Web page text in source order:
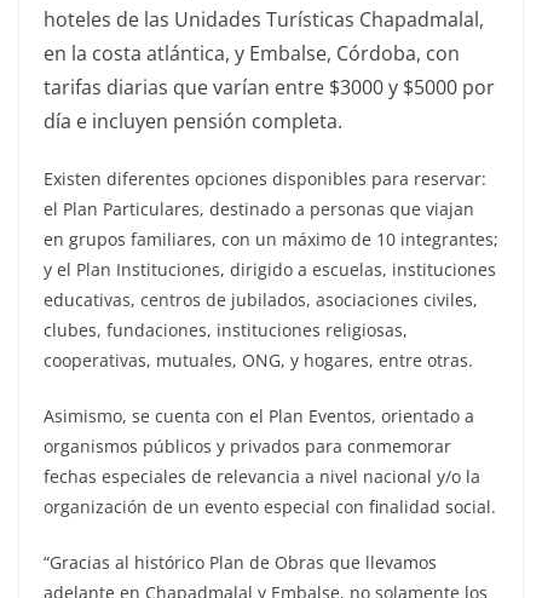
hoteles de las Unidades Turísticas Chapadmalal,
en la costa atlántica, y Embalse, Córdoba, con
tarifas diarias que varían entre $3000 y $5000 por
día e incluyen pensión completa.
Existen diferentes opciones disponibles para reservar:
el Plan Particulares, destinado a personas que viajan
en grupos familiares, con un máximo de 10 integrantes;
y el Plan Instituciones, dirigido a escuelas, instituciones
educativas, centros de jubilados, asociaciones civiles,
clubes, fundaciones, instituciones religiosas,
cooperativas, mutuales, ONG, y hogares, entre otras.
Asimismo, se cuenta con el Plan Eventos, orientado a
organismos públicos y privados para conmemorar
fechas especiales de relevancia a nivel nacional y/o la
organización de un evento especial con finalidad social.
“Gracias al histórico Plan de Obras que llevamos
adelante en Chapadmalal y Embalse, no solamente los